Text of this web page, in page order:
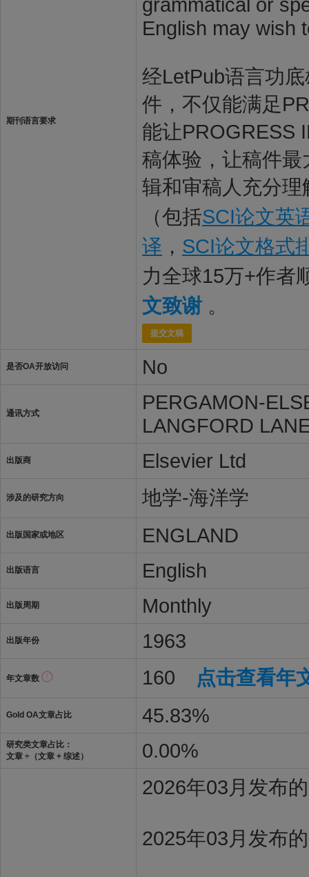
期刊语言要求
English may wish
经LetPub语言功
件，不仅能满足
能让PROGRESS
稿体验，让稿件
辑和审稿人充分
（包括SCI论文英
译 ， SCI论文格式
力全球15万+作者
文致谢 。
提交文稿
是否OA开放访问 No
通讯方式
PERGAMON-
LANGFORD
出版商 Elsevier Ltd
涉及的研究方向 地学-海洋学
出版国家或地区 ENGLAND
出版语言 English
出版周期 Monthly
出版年份 1963
年文章数 160 点击查看年
Gold OA文章占比 45.83%
研究类文章占比：
文章 ÷（文章 + 综述）
0.00%
2026年03月发布
2025年03月发布